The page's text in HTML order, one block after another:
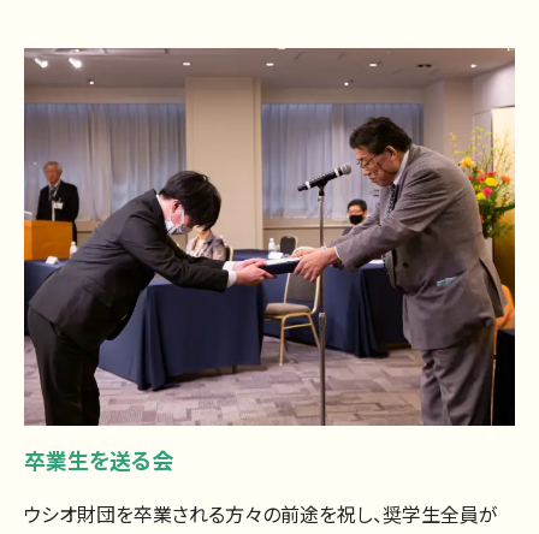
卒業生を送る会
ウシオ財団を卒業される方々の前途を祝し、奨学生全員が